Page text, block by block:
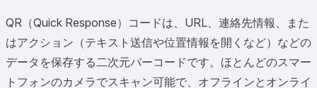
QR（Quick Response）コードは、URL、連絡先情報、また
はアクション（テキスト送信や位置情報を開くなど）などの
データを保存する二次元バーコードです。ほとんどのスマー
トフォンのカメラでスキャン可能で、オフラインとオンライ